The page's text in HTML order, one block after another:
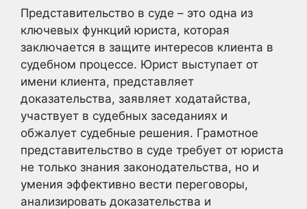
Представительство в суде – это одна из
ключевых функций юриста, которая
заключается в защите интересов клиента в
судебном процессе. Юрист выступает от
имени клиента, представляет
доказательства, заявляет ходатайства,
участвует в судебных заседаниях и
обжалует судебные решения. Грамотное
представительство в суде требует от юриста
не только знания законодательства, но и
умения эффективно вести переговоры,
анализировать доказательства и